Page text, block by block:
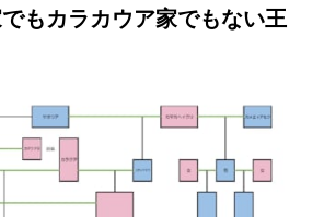
もカラカウア家でもない王